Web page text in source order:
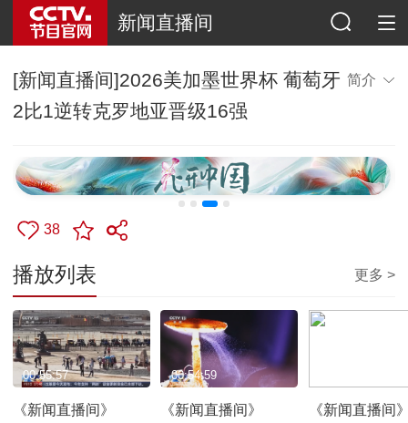
新闻直播间
[新闻直播间]2026美加墨世界杯 葡萄牙
2比1逆转克罗地亚晋级16强
简介
38
播放列表 更多 >
《新闻直播间》
00:55:57
《新闻直播间》
00:54:59
《新闻直播间